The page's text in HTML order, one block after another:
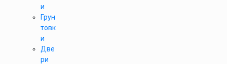
и
Грун
товк
и
Две
ри